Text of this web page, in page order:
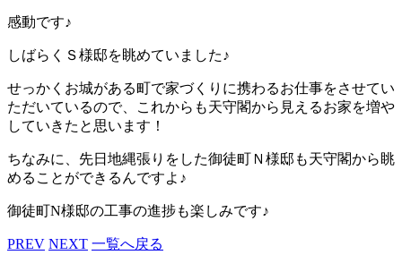
感動です♪
しばらくＳ様邸を眺めていました♪
せっかくお城がある町で家づくりに携わるお仕事をさせてい
ただいているので、これからも天守閣から見えるお家を増や
していきたと思います！
ちなみに、先日地縄張りをした御徒町Ｎ様邸も天守閣から眺
めることができるんですよ♪
御徒町N様邸の工事の進捗も楽しみです♪
PREV NEXT 一覧へ戻る